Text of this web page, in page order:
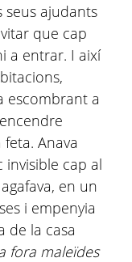
seus ajudants
que cap
a entrar. I així
escombrant a
Anava
invisible cap al
en un
i empenyia
de la casa
fora maleïdes